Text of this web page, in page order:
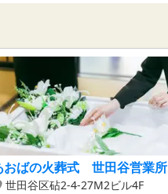
おばの火葬式 世田谷営業所
世田谷区砧2-4-27M2ビル4F